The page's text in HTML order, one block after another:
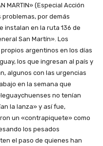
MARTIN» (Especial Acción
por demás
instalan en la ruta 136 de
San Martín». Los
argentinos en los días
los que ingresan al país y
algunos con las urgencias
en la semana que
no tenían
la lanza» y así fue,
un «contrapiquete» como
los pesados
el paso de quienes han